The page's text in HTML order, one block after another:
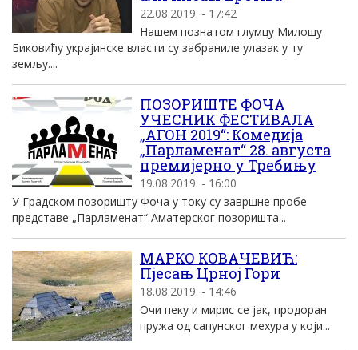
22.08.2019. - 17:42
Нашем познатом глумцу Милошу
Биковићу украјинске власти су забраниле улазак у ту
земљу....
ПОЗОРИШТЕ ФОЧА
УЧЕСНИК ФЕСТИВАЛА
„АГОН 2019“: Комедија
„Парламенат“ 28. августа
премијерно у Требињу
19.08.2019. - 16:00
У Градском позоришту Фоча у току су завршне пробе
представе „Парламенат“ Аматерског позоришта...
МАРКО КОВАЧЕВИЋ:
Пјесањ Црној Гори
18.08.2019. - 14:46
Очи пеку и мирис се јак, продоран
пружа од сапунског мехура у који...